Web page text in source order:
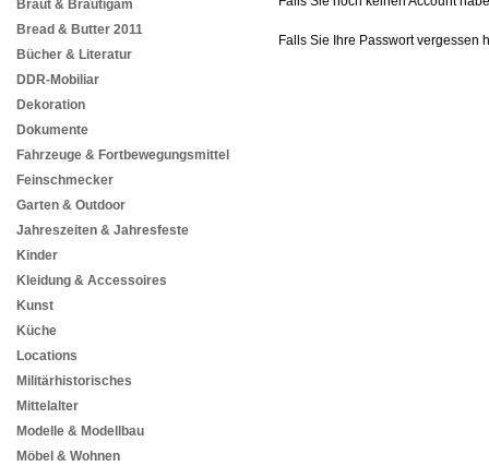
Braut & Bräutigam
Bread & Butter 2011
Bücher & Literatur
DDR-Mobiliar
Dekoration
Dokumente
Fahrzeuge & Fortbewegungsmittel
Feinschmecker
Garten & Outdoor
Jahreszeiten & Jahresfeste
Kinder
Kleidung & Accessoires
Kunst
Küche
Locations
Militärhistorisches
Mittelalter
Modelle & Modellbau
Möbel & Wohnen
Falls Sie Ihre Passwort vergessen